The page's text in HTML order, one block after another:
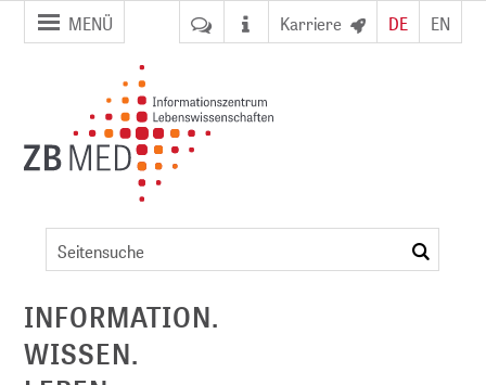
Zur
Seitennavigation
Zum
Inhalt
MENÜ Karriere DE EN
suchen
INFORMATION.
WISSEN.